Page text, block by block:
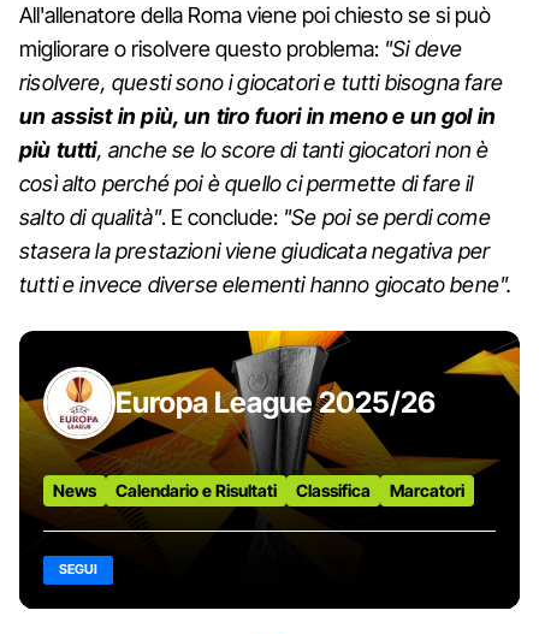
All'allenatore della Roma viene poi chiesto se si può
migliorare o risolvere questo problema: "Si deve
risolvere, questi sono i giocatori e tutti bisogna fare
un assist in più, un tiro fuori in meno e un gol in
più tutti, anche se lo score di tanti giocatori non è
così alto perché poi è quello ci permette di fare il
salto di qualità". E conclude: "Se poi se perdi come
stasera la prestazioni viene giudicata negativa per
tutti e invece diverse elementi hanno giocato bene".
Europa League 2025/26
News Calendario e Risultati Classifica Marcatori
SEGUI